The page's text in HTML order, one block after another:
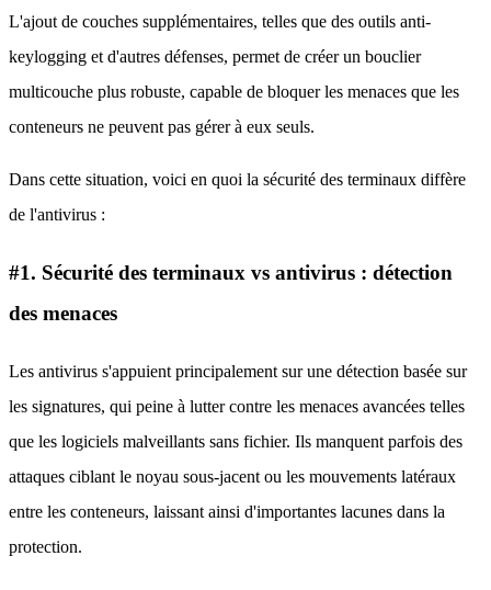
L'ajout de couches supplémentaires, telles que des outils anti-
keylogging et d'autres défenses, permet de créer un bouclier
multicouche plus robuste, capable de bloquer les menaces que les
conteneurs ne peuvent pas gérer à eux seuls.
Dans cette situation, voici en quoi la sécurité des terminaux diffère
de l'antivirus :
#1. Sécurité des terminaux vs antivirus : détection
des menaces
Les antivirus s'appuient principalement sur une détection basée sur
les signatures, qui peine à lutter contre les menaces avancées telles
que les logiciels malveillants sans fichier. Ils manquent parfois des
attaques ciblant le noyau sous-jacent ou les mouvements latéraux
entre les conteneurs, laissant ainsi d'importantes lacunes dans la
protection.